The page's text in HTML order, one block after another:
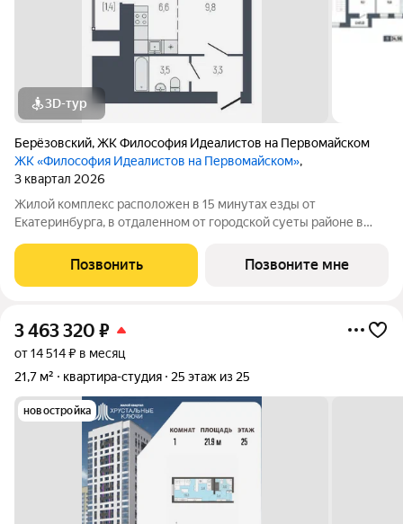
3D-тур
Берёзовский,ЖК Философия Идеалистов на Первомайском
ЖК «Философия Идеалистов на Первомайском»,
3 квартал 2026
Жилой комплекс расположен в 15 минутах езды от
Екатеринбурга, в отдаленном от городской суеты районе в
Кирпичные дома, гарантирующие хорошую звукоизоляцию и
высокое качество жилья для комфортной
Позвонить Позвоните мне
3 463 320 ₽
от 14 514 ₽ в месяц
21,7 м²
квартира-студия 25 этаж из 25
новостройка